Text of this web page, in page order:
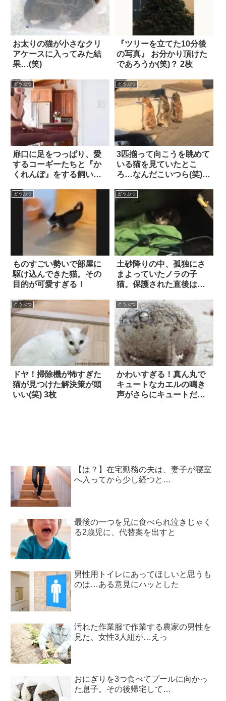
お太りの猫が小さなクリ
アケースに入ってみた結
果…(笑)
『ツリーを立てた10分後
の写真』 お分かり頂けた
であろうか(笑)？ 2枚
どうぶつ
扉口に足をつっぱり、愛
するコーギーたちと『か
くれんぼ』をする飼い
けがない、と思いき
や…！？
どうぶつ
3匹揃って向こうを眺めて
いる猫を見ていたとこ
ろ…なんだこいつら(笑) 2
どうぶつ
ものすごい勢いで部屋に
駆け込んできた猫。その
目的が可愛すぎる！
どうぶつ
土砂降りの中、孤独にさ
まよっていたノラの子
猫。保護された直後は警
間もたつと…！？
どうぶつ
ドヤ！掃除機が怖すぎた
猫が見つけた解決策が頭
いい(笑) 3枚
どうぶつ
かわいすぎる！真ん丸で
キュートなカエルの鳴き
声がさらにキュートだっ
【は？】在宅勤務の夫は、妻子が寝室
へ入ってから少し経つと…
最後の一つを兄に食べられ泣きじゃく
る2歳児に、代替案を出すと
男性用トイレにあってほしいと思うも
のは…ある意見にハッとした
汚れた作業服で作業する農家の男性を
見た、女性3人組が…えっ
おにぎりを3つ食べてプールに向かっ
た息子。その後帰宅して…